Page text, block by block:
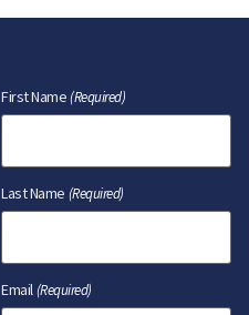
First Name(Required)
Last Name (Required)
Email (Required)